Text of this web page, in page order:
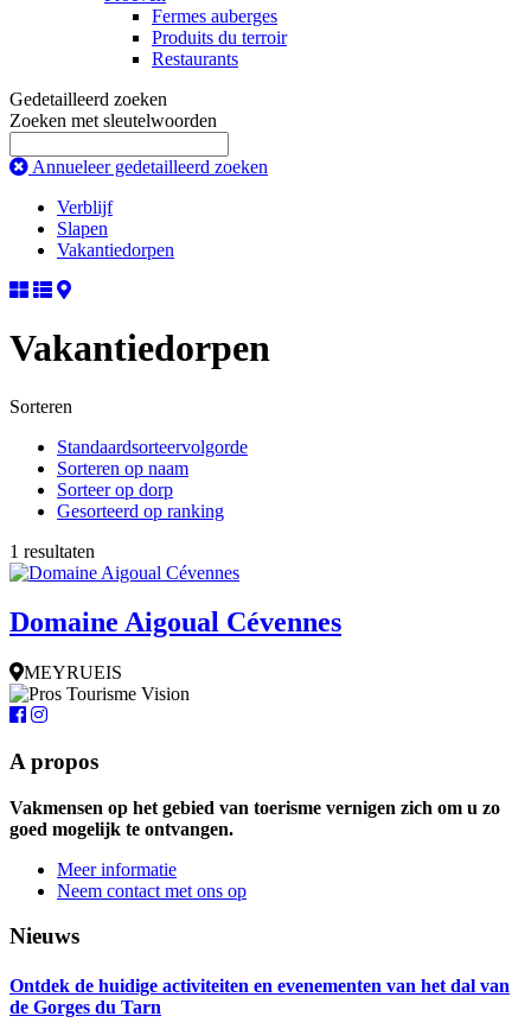
Fermes auberges
Produits du terroir
Restaurants
Gedetailleerd zoeken
Zoeken met sleutelwoorden
Annueleer gedetailleerd zoeken
Verblijf
Slapen
Vakantiedorpen
Vakantiedorpen
Sorteren
Standaardsorteervolgorde
Sorteren op naam
Sorteer op dorp
Gesorteerd op ranking
1 resultaten
Domaine Aigoual Cévennes
MEYRUEIS
A propos
Vakmensen op het gebied van toerisme vernigen zich om u zo
goed mogelijk te ontvangen.
Meer informatie
Neem contact met ons op
Nieuws
Ontdek de huidige activiteiten en evenementen van het dal van
de Gorges du Tarn